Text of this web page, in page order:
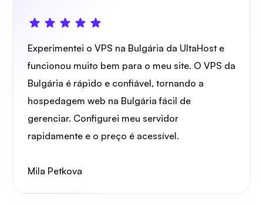
Raio X
Maravilha
Experimentei o VPS na Bulgária da UltaHost e
funcionou muito bem para o meu site. O VPS da
Bulgária é rápido e confiável, tornando a
hospedagem web na Bulgária fácil de
gerenciar. Configurei meu servidor
rapidamente e o preço é acessível.
Mila Petkova